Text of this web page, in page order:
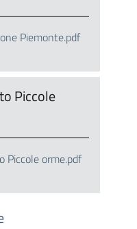
Piemonte.pdf
Piccole
Piccole orme.pdf